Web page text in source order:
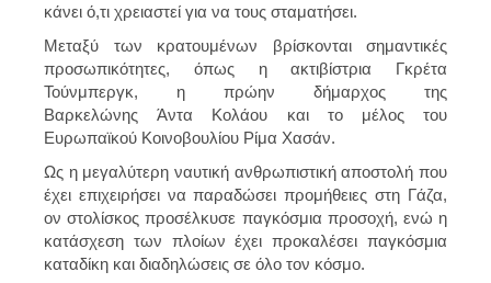
κάνει ό,τι χρειαστεί για να τους σταματήσει.
Μεταξύ των κρατουμένων βρίσκονται σημαντικές
προσωπικότητες, όπως η ακτιβίστρια Γκρέτα
Τούνμπεργκ, η πρώην δήμαρχος της
Βαρκελώνης Άντα Κολάου και το μέλος του
Ευρωπαϊκού Κοινοβουλίου Ρίμα Χασάν.
Ως η μεγαλύτερη ναυτική ανθρωπιστική αποστολή που
έχει επιχειρήσει να παραδώσει προμήθειες στη Γάζα,
ον στολίσκος προσέλκυσε παγκόσμια προσοχή, ενώ η
κατάσχεση των πλοίων έχει προκαλέσει παγκόσμια
καταδίκη και διαδηλώσεις σε όλο τον κόσμο.